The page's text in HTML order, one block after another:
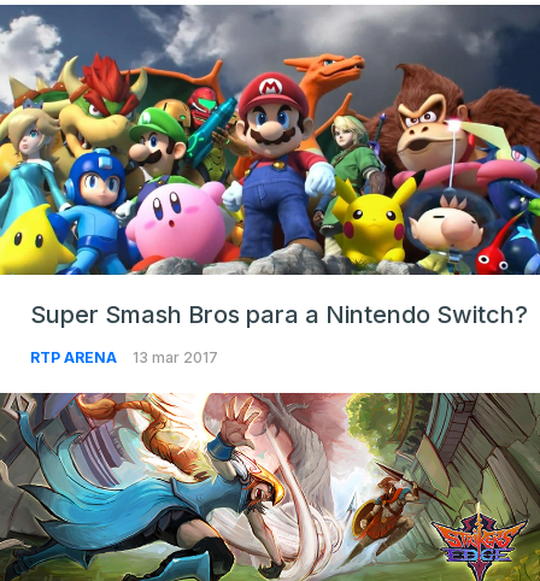
Super Smash Bros para a Nintendo Switch?
RTP ARENA 13 mar 2017